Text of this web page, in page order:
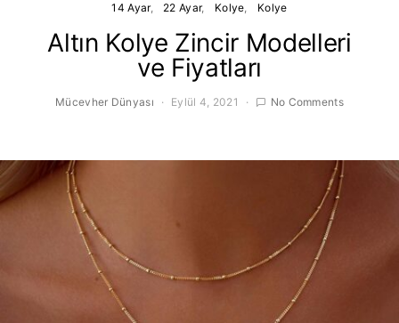
14 Ayar 22 Ayar Kolye Kolye
Altın Kolye Zincir Modelleri
ve Fiyatları
Mücevher Dünyası Eylül 4, 2021 No Comments